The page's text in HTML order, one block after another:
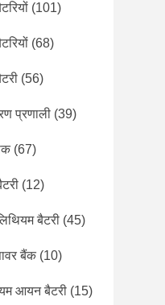
(101)
(68)
(56)
प्रणाली (39)
(67)
(12)
बैटरी (45)
बैंक (10)
आयन बैटरी (15)